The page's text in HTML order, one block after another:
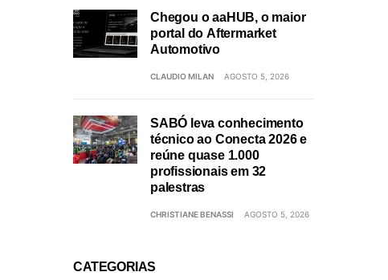
Chegou o aaHUB, o maior
portal do Aftermarket
Automotivo
CLAUDIO MILAN AGOSTO 5, 2026
SABÓ leva conhecimento
técnico ao Conecta 2026 e
reúne quase 1.000
profissionais em 32
palestras
CHRISTIANE BENASSI AGOSTO 5, 2026
CATEGORIAS